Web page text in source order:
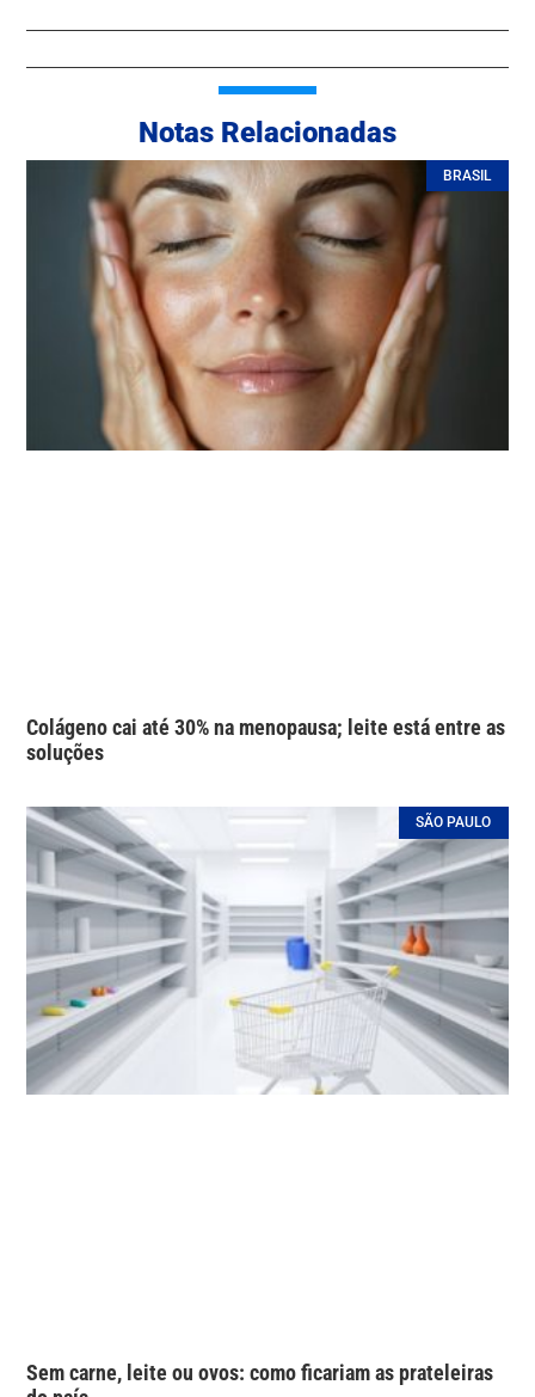
Notas Relacionadas
BRASIL
Colágeno cai até 30% na menopausa; leite está entre as
soluções
SÃO PAULO
Sem carne, leite ou ovos: como ficariam as prateleiras